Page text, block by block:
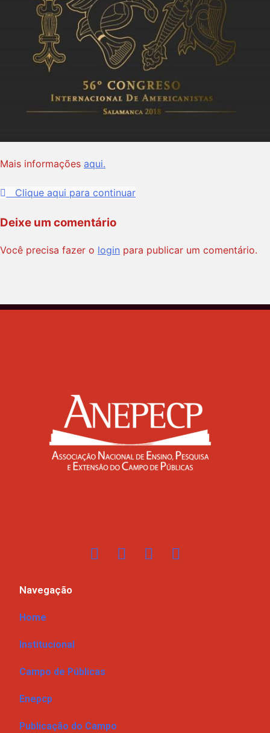
Mais informações aqui.
Clique aqui para continuar
Deixe um comentário
Você precisa fazer o login para publicar um comentário.
Navegação
Home
Institucional
Campo de Públicas
Enepcp
Publicação do Campo